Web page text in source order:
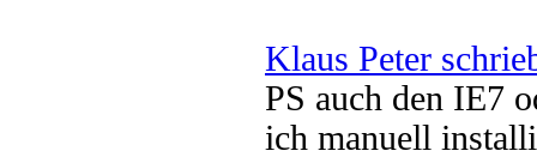
Klaus Peter
PS auch den IE7
ich manuell